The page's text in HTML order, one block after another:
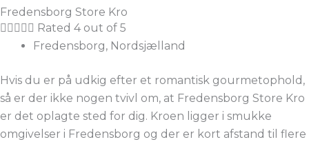
Fredensborg Store Kro
 Rated 4 out of 5
Fredensborg, Nordsjælland
Hvis du er på udkig efter et romantisk gourmetophold,
så er der ikke nogen tvivl om, at Fredensborg Store Kro
er det oplagte sted for dig. Kroen ligger i smukke
omgivelser i Fredensborg og der er kort afstand til flere